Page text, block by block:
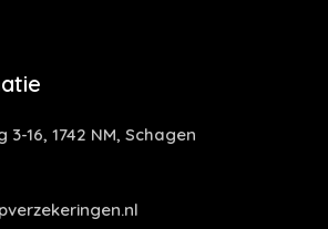
16, 1742 NM, Schagen